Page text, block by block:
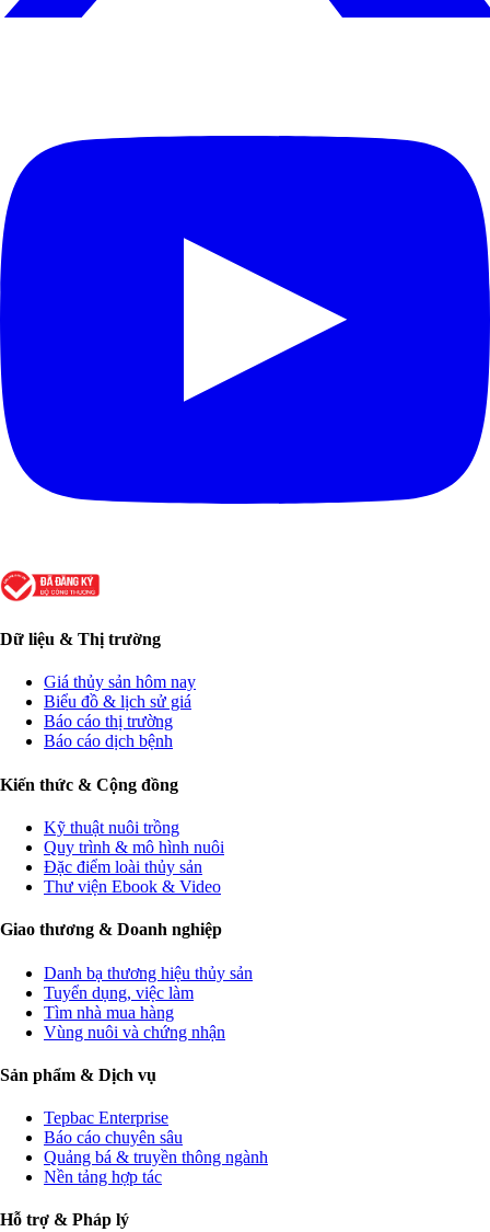
Dữ liệu & Thị trường
Giá thủy sản hôm nay
Biểu đồ & lịch sử giá
Báo cáo thị trường
Báo cáo dịch bệnh
Kiến thức & Cộng đồng
Kỹ thuật nuôi trồng
Quy trình & mô hình nuôi
Đặc điểm loài thủy sản
Thư viện Ebook & Video
Giao thương & Doanh nghiệp
Danh bạ thương hiệu thủy sản
Tuyển dụng, việc làm
Tìm nhà mua hàng
Vùng nuôi và chứng nhận
Sản phẩm & Dịch vụ
Tepbac Enterprise
Báo cáo chuyên sâu
Quảng bá & truyền thông ngành
Nền tảng hợp tác
Hỗ trợ & Pháp lý